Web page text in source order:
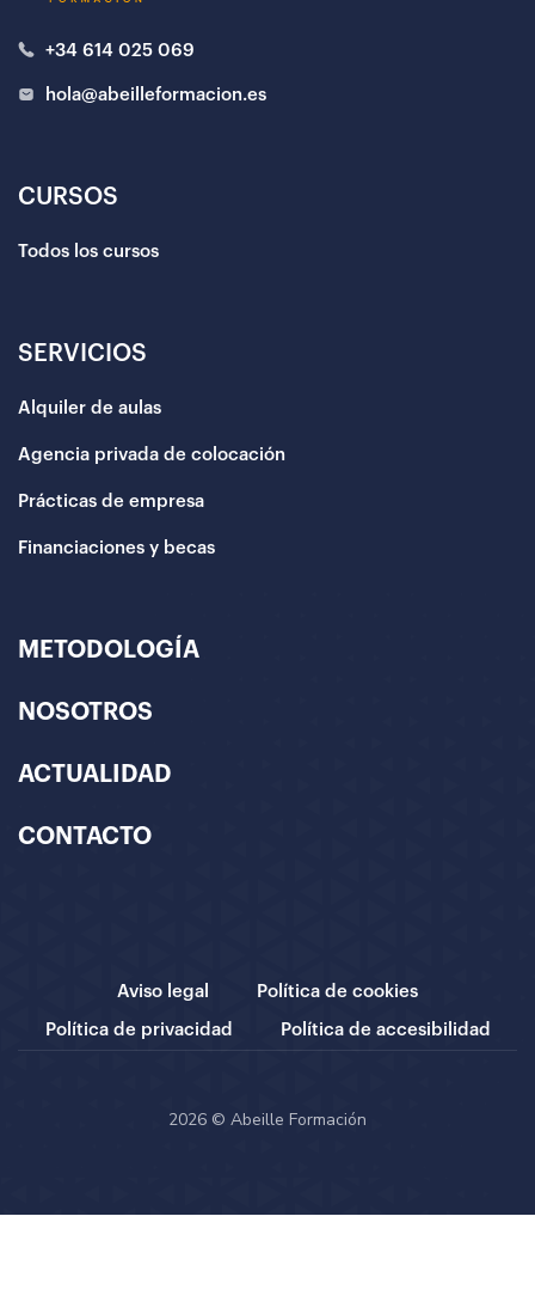
+34 614 025 069
hola@abeilleformacion.es
CURSOS
Todos los cursos
SERVICIOS
Alquiler de aulas
Agencia privada de colocación
Prácticas de empresa
Financiaciones y becas
METODOLOGÍA
NOSOTROS
ACTUALIDAD
CONTACTO
Aviso legal Política de cookies
Política de privacidad Política de accesibilidad
2026 © Abeille Formación